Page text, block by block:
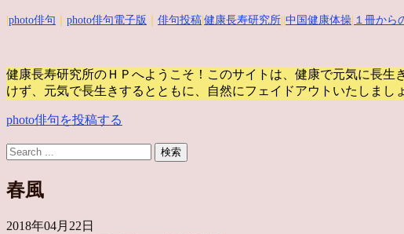
photo俳句 photo俳句電子版 俳句投稿 健康長寿研究所 中国健康体操 １冊から
健康長寿研究所のＨＰへようこそ！このサイトは、健康で元気に長生
けず、元気で長生きするとともに、自然にフェイドアウトいたしまし
photo俳句を投稿する
春風
2018年04月22日